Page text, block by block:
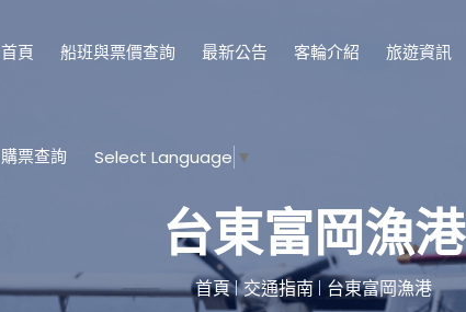
首頁 船班與票價查詢 最新公告 客輪介紹 旅遊資訊
購票查詢 Select Language ▼
台東富岡漁港
首頁 交通指南 台東富岡漁港